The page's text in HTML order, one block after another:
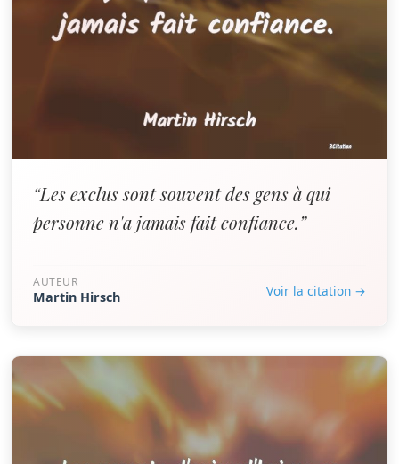
“Les exclus sont souvent des gens à qui
personne n'a jamais fait confiance.”
AUTEUR
Martin Hirsch Voir la citation →